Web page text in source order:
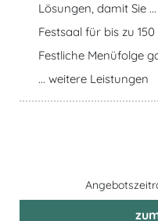
Lösungen, damit Sie ...
Festsaal für bis zu
Festliche Menüfolge
... weitere Leistungen